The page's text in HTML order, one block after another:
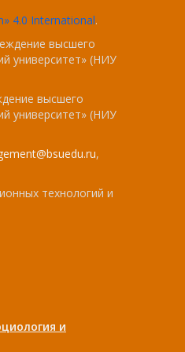
4.0 International.
высшего
университет» (НИУ
высшего
университет» (НИУ
,
технологий и
и